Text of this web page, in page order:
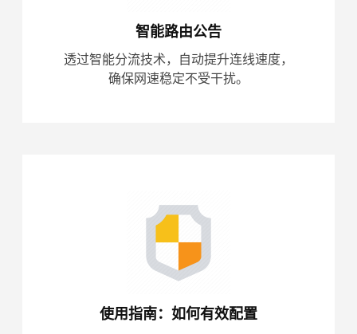
智能路由公告
透过智能分流技术，自动提升连线速度，
确保网速稳定不受干扰。
使用指南：如何有效配置